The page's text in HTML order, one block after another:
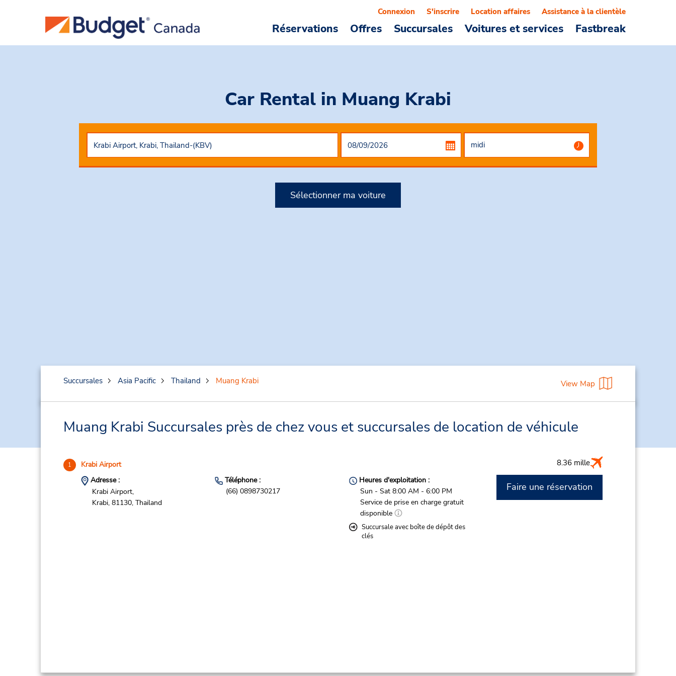
Réservations Offres Succursales Voitures et services Fastbreak
Connexion S'inscrire Location affaires Assistance à la clientèle
Car Rental in Muang Krabi
Sélectionner ma voiture
Succursales Asia Pacific Thailand Muang Krabi View Map
Muang Krabi Succursales près de chez vous et succursales de location de véhicule
1 Krabi Airport 8.36 mille
Adresse :
Krabi Airport,
Krabi, 81130, Thailand
Téléphone :
(66) 0898730217
Heures d'exploitation :
Sun - Sat 8:00 AM - 6:00 PM
Service de prise en charge gratuit
disponible
Succursale avec boîte de dépôt des
clés
Faire une réservation